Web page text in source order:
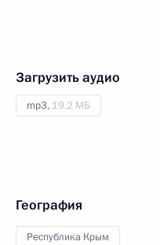
Загрузить аудио
mp3, 19.2 МБ
География
Республика Крым